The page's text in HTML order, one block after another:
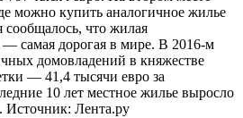
можно купить аналогичное жилье
сообщалось, что жилая
самая дорогая в мире. В 2016-м
домовладений в княжестве
— 41,4 тысячи евро за
10 лет местное жилье выросло
Источник: Лента.ру